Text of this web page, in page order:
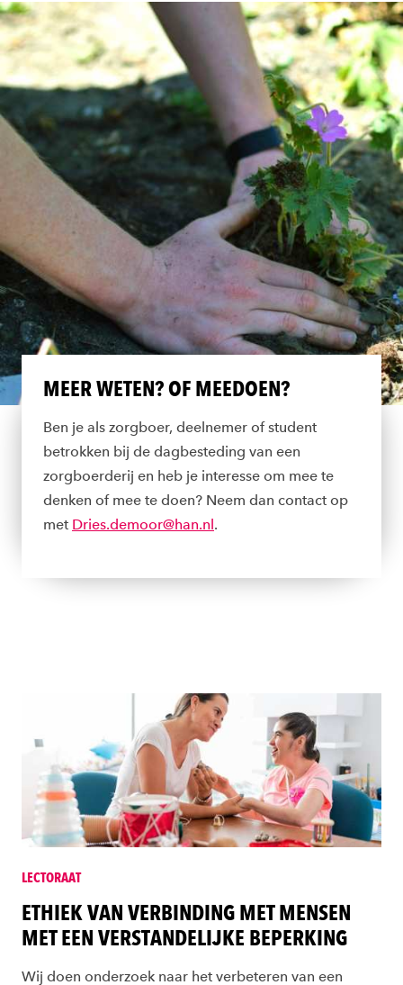
MEER WETEN? OF MEEDOEN?
Ben je als zorgboer, deelnemer of student
betrokken bij de dagbesteding van een
zorgboerderij en heb je interesse om mee te
denken of mee te doen? Neem dan contact op
met Dries.demoor@han.nl.
LECTORAAT
ETHIEK VAN VERBINDING MET MENSEN
MET EEN VERSTANDELIJKE BEPERKING
Wij doen onderzoek naar het verbeteren van een